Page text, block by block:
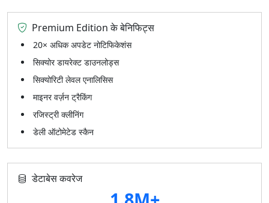
Premium Edition के बेनिफिट्स
20× अधिक अपडेट नोटिफिकेशंस
सिक्योर डायरेक्ट डाउनलोड्स
सिक्योरिटी लेवल एनालिसिस
माइनर वर्ज़न ट्रैकिंग
रजिस्ट्री क्लीनिंग
डेली ऑटोमेटेड स्कैन
डेटाबेस कवरेज